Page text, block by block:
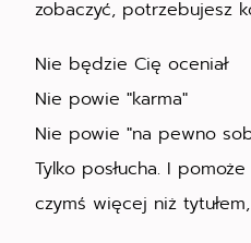
zobaczyć, potrzebujesz
Nie będzie Cię oceniał
Nie powie "karma"
Nie powie "na pewno
Tylko posłucha. I
czymś więcej niż